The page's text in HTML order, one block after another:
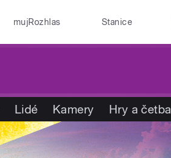
mujRozhlas Stanice
Lidé Kamery Hry a četba